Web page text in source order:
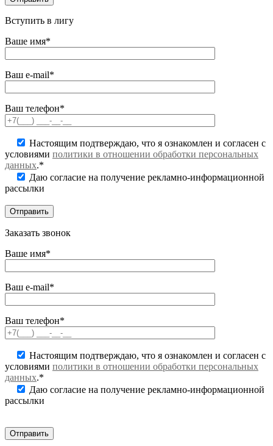
Вступить в лигу
Ваше имя*
Ваш e-mail*
Ваш телефон*
Настоящим подтверждаю, что я ознакомлен и согласен с
условиями политики в отношении обработки персональных
данных.*
Даю согласие на получение рекламно-информационной
рассылки
Заказать звонок
Ваше имя*
Ваш e-mail*
Ваш телефон*
Настоящим подтверждаю, что я ознакомлен и согласен с
условиями политики в отношении обработки персональных
данных.*
Даю согласие на получение рекламно-информационной
рассылки